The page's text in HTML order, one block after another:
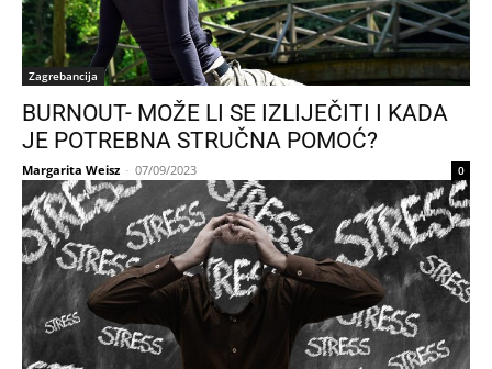
Zagrebancija
BURNOUT- MOŽE LI SE IZLIJEČITI I KADA
JE POTREBNA STRUČNA POMOĆ?
Margarita Weisz - 07/09/2023 0